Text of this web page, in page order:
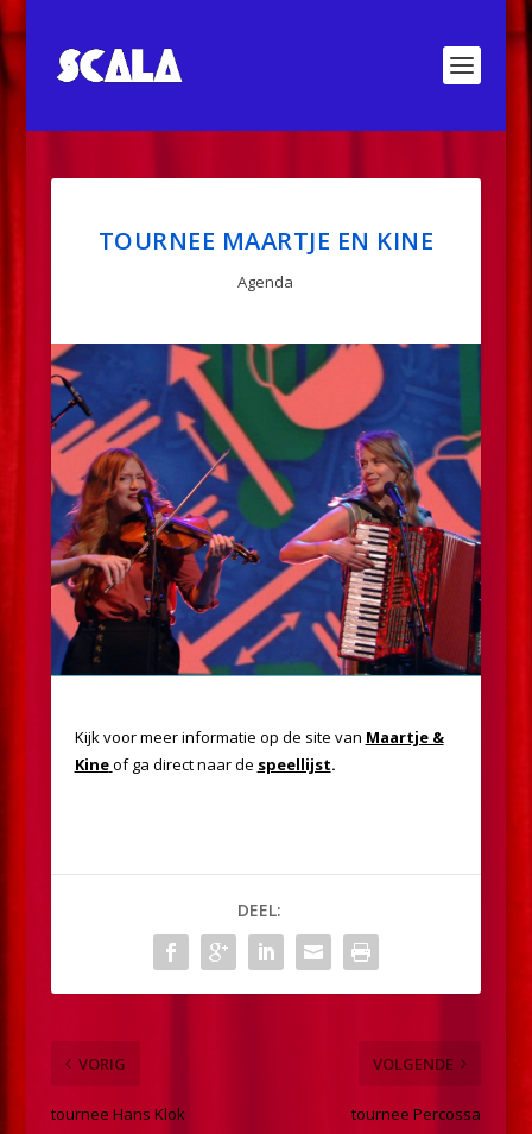
TOURNEE MAARTJE EN KINE
Agenda
Kijk voor meer informatie op de site van Maartje &
Kineof ga direct naar de speellijst.
DEEL:
VORIG
tournee Hans Klok
VOLGENDE
tournee Percossa